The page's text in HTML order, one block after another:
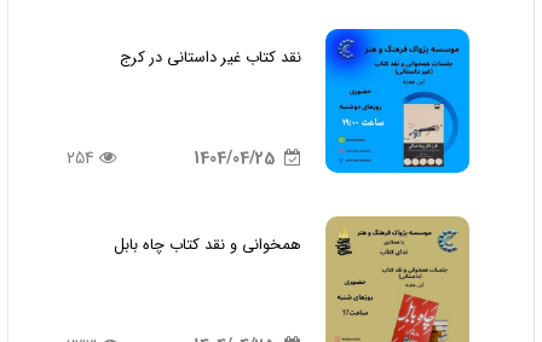
نقد کتاب غیر داستانی در کرج
1404/04/25
254
همخوانی و نقد کتاب چاه بابل